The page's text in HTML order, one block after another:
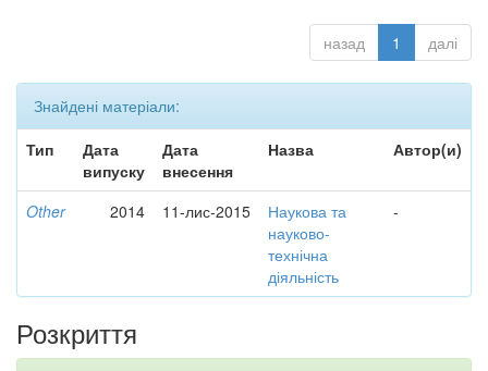
назад 1 далі
Знайдені матеріали:
Тип
Дата
випуску
Дата
внесення
Назва Автор(и)
Other 2014 11-лис-2015
Наукова та
науково-
технічна
діяльність
-
Розкриття